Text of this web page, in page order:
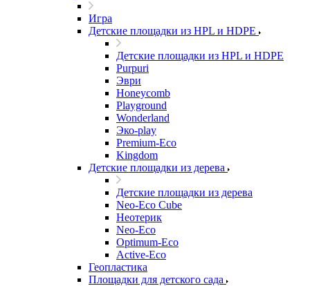
Игра
Детские площадки из HPL и HDPE
Детские площадки из HPL и HDPE
Purpuri
Эври
Honeycomb
Playground
Wonderland
Эко-play
Premium-Eco
Kingdom
Детские площадки из дерева
Детские площадки из дерева
Neo-Eco Cube
Неотерик
Neo-Eco
Оptimum-Еco
Active-Eco
Геопластика
Площадки для детского сада